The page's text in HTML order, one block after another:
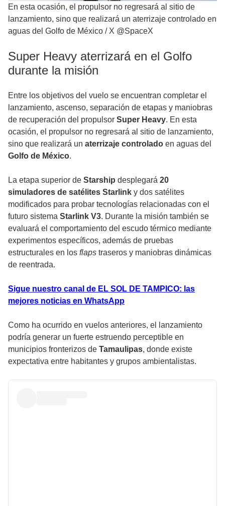
En esta ocasión, el propulsor no regresará al sitio de
lanzamiento, sino que realizará un aterrizaje controlado en
aguas del Golfo de México /X @SpaceX
Super Heavy aterrizará en el Golfo
durante la misión
Entre los objetivos del vuelo se encuentran completar el
lanzamiento, ascenso, separación de etapas y maniobras
de recuperación del propulsor Super Heavy. En esta
ocasión, el propulsor no regresará al sitio de lanzamiento,
sino que realizará un aterrizaje controlado en aguas del
Golfo de México.
La etapa superior de Starship desplegará 20
simuladores de satélites Starlink y dos satélites
modificados para probar tecnologías relacionadas con el
futuro sistema Starlink V3. Durante la misión también se
evaluará el comportamiento del escudo térmico mediante
experimentos específicos, además de pruebas
estructurales en los flaps traseros y maniobras dinámicas
de reentrada.
Sigue nuestro canal de EL SOL DE TAMPICO: las
mejores noticias en WhatsApp
Como ha ocurrido en vuelos anteriores, el lanzamiento
podría generar un fuerte estruendo perceptible en
municipios fronterizos de Tamaulipas, donde existe
expectativa entre habitantes y grupos ambientalistas.